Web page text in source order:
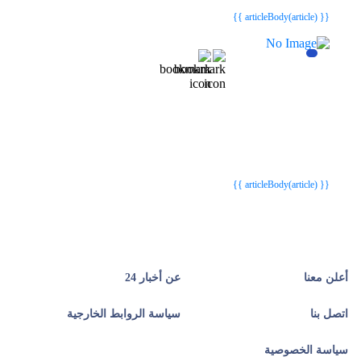
{{ articleBody(article) }}
{{ articleBody(article) }}
أعلن معنا عن أخبار 24
اتصل بنا سياسة الروابط الخارجية
سياسة الخصوصية